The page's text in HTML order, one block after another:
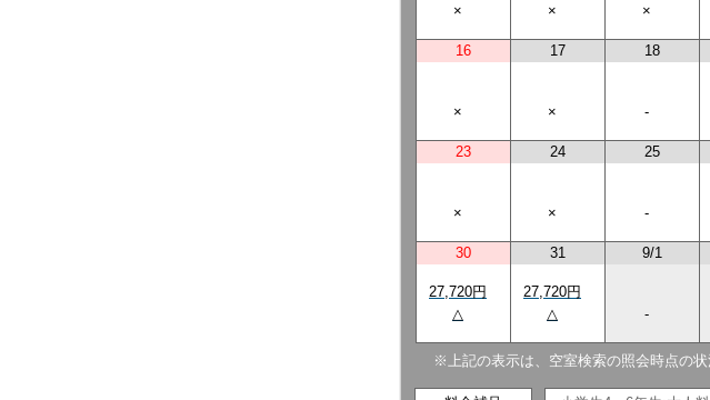
× × ×
16
×
17
×
18
-
23
×
24
×
25
-
30
27,720円
△
31
27,720円
△
9/1
-
※上記の表示は、空室検索の照会時点の